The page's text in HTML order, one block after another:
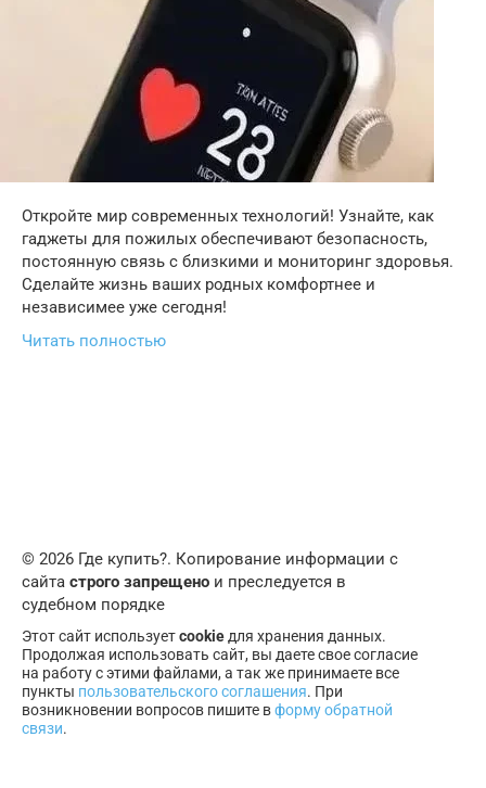
Откройте мир современных технологий! Узнайте, как
гаджеты для пожилых обеспечивают безопасность,
постоянную связь с близкими и мониторинг здоровья.
Сделайте жизнь ваших родных комфортнее и
независимее уже сегодня!
Читать полностью
© 2026 Где купить?. Копирование информации с
сайта строго запрещено и преследуется в
судебном порядке
Этот сайт используетcookie для хранения данных.
Продолжая использовать сайт, вы даете свое согласие
на работу с этими файлами, а так же принимаете все
пункты пользовательского соглашения. При
возникновении вопросов пишите вформу обратной
связи.